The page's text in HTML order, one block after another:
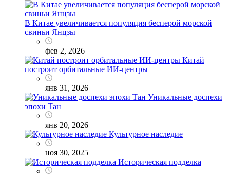
В Китае увеличивается популяция бесперой морской
свиньи Янцзы
фев 2, 2026
Китай
построит орбитальные ИИ-центры
янв 31, 2026
Уникальные доспехи
эпохи Тан
янв 20, 2026
Культурное наследие
ноя 30, 2025
Историческая подделка